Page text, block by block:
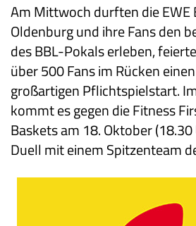
Am Mittwoch durften die EWE
Oldenburg und ihre Fans den
des BBL-Pokals erleben,
über 500 Fans im Rücken
großartigen Pflichtspielstart.
kommt es gegen die Fitness
Baskets am 18. Oktober
Duell mit einem Spitzenteam